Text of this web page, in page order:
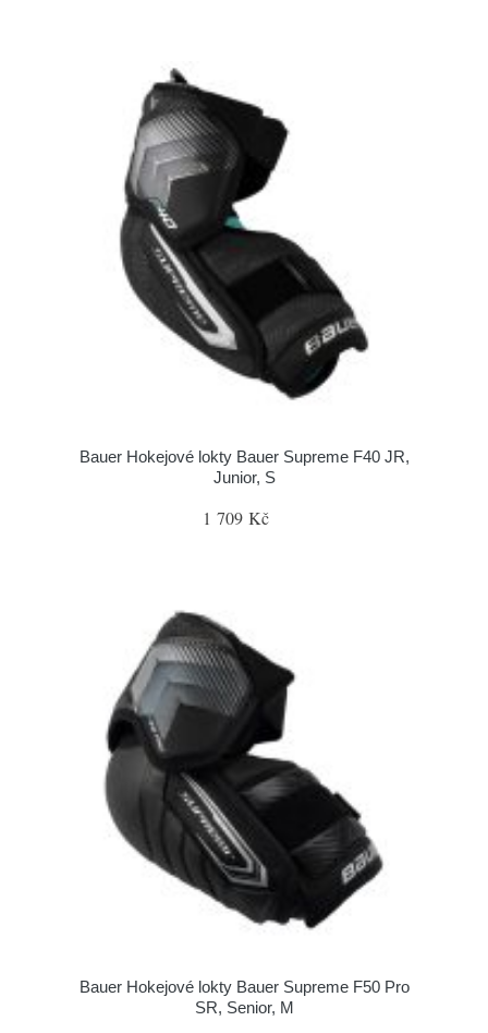
Bauer Hokejové lokty Bauer Supreme F40 JR,
Junior, S
1 709 Kč
Bauer Hokejové lokty Bauer Supreme F50 Pro
SR, Senior, M